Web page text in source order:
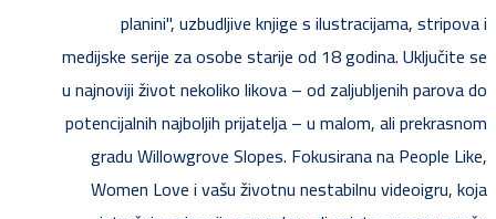
planini", uzbudljive knjige s ilustracijama, stripova i
medijske serije za osobe starije od 18 godina. Uključite se
u najnoviji život nekoliko likova – od zaljubljenih parova do
potencijalnih najboljih prijatelja – u malom, ali prekrasnom
gradu Willowgrove Slopes. Fokusirana na People Like,
Women Love i vašu životnu nestabilnu videoigru, koja